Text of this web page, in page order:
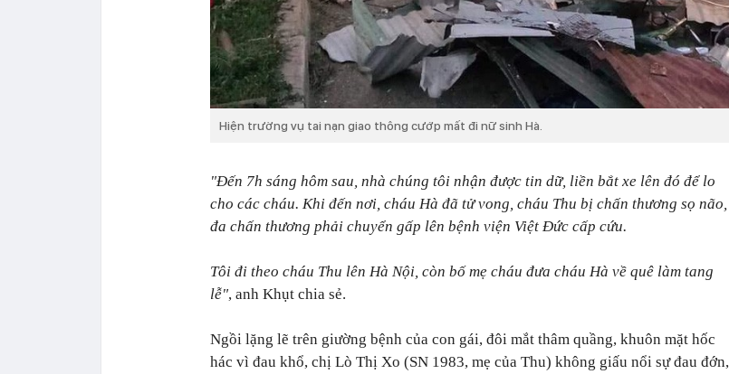
Hiện trường vụ tai nạn giao thông cướp mất đi nữ sinh Hà.
"Đến 7h sáng hôm sau, nhà chúng tôi nhận được tin dữ, liền bắt xe lên đó để lo
cho các cháu. Khi đến nơi, cháu Hà đã tử vong, cháu Thu bị chấn thương sọ não,
đa chấn thương phải chuyển gấp lên bệnh viện Việt Đức cấp cứu.
Tôi đi theo cháu Thu lên Hà Nội, còn bố mẹ cháu đưa cháu Hà về quê làm tang
lễ", anh Khụt chia sẻ.
Ngồi lặng lẽ trên giường bệnh của con gái, đôi mắt thâm quầng, khuôn mặt hốc
hác vì đau khổ, chị Lò Thị Xo (SN 1983, mẹ của Thu) không giấu nổi sự đau đớn,